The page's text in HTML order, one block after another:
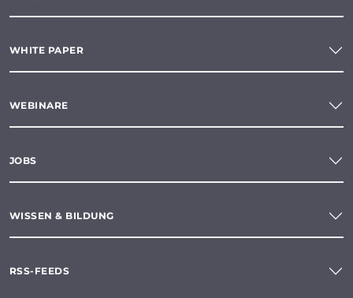
WHITE PAPER
WEBINARE
JOBS
WISSEN & BILDUNG
RSS-FEEDS